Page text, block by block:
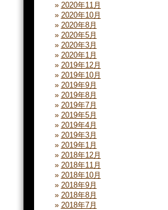
2020年11月
2020年10月
2020年8月
2020年5月
2020年3月
2020年1月
2019年12月
2019年10月
2019年9月
2019年8月
2019年7月
2019年5月
2019年4月
2019年3月
2019年1月
2018年12月
2018年11月
2018年10月
2018年9月
2018年8月
2018年7月